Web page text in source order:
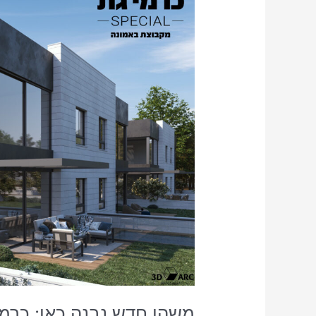
חדש
נבנה
כאן:
כרמי
SPECIAL